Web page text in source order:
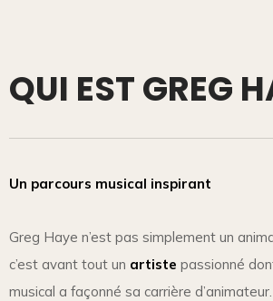
QUI EST GREG
Un parcours musical inspirant
Greg Haye n’est pas simplement un
c’est avant tout un artiste passionné
musical a façonné sa carrière